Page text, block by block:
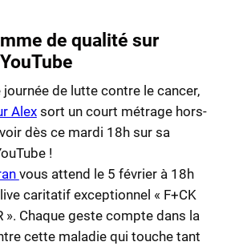
de qualité sur
journée de lutte contre le cancer,
Alexsort un court métrage hors-
dès ce mardi 18h sur sa
!
vous attend le 5 février à 18h
caritatif exceptionnel « F+CK
». Chaque geste compte dans la
cette maladie qui touche tant